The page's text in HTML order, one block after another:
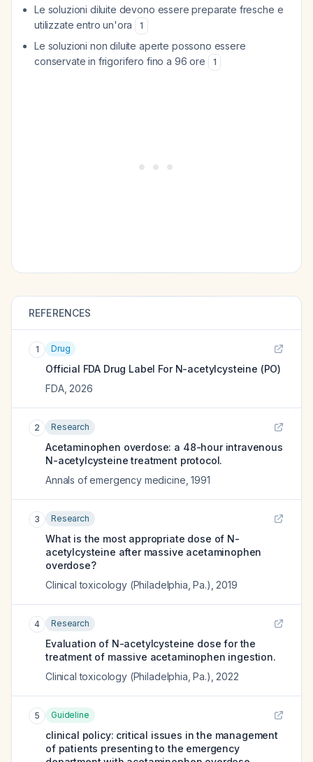
Le soluzioni diluite devono essere preparate fresche e
utilizzate entro un'ora
1
Le soluzioni non diluite aperte possono essere
conservate in frigorifero fino a 96 ore
1
REFERENCES
1 Drug
Official FDA Drug Label For N-acetylcysteine (PO)
FDA, 2026
2 Research
Acetaminophen overdose: a 48-hour intravenous
N-acetylcysteine treatment protocol.
Annals of emergency medicine ,1991
3 Research
What is the most appropriate dose of N-
acetylcysteine after massive acetaminophen
overdose?
Clinical toxicology (Philadelphia, Pa.) 2019
4 Research
Evaluation of N-acetylcysteine dose for the
treatment of massive acetaminophen ingestion.
Clinical toxicology (Philadelphia, Pa.) 2022
5 Guideline
clinical policy: critical issues in the management
of patients presenting to the emergency